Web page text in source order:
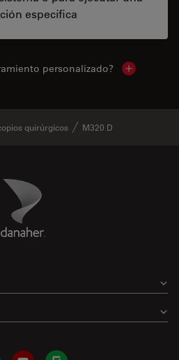
específica
personalizado? Show local
quirúrgicos M320 D
Danaher Logo